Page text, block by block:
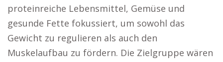
proteinreiche Lebensmittel, Gemüse und
gesunde Fette fokussiert, um sowohl das
Gewicht zu regulieren als auch den
Muskelaufbau zu fördern. Die Zielgruppe wären